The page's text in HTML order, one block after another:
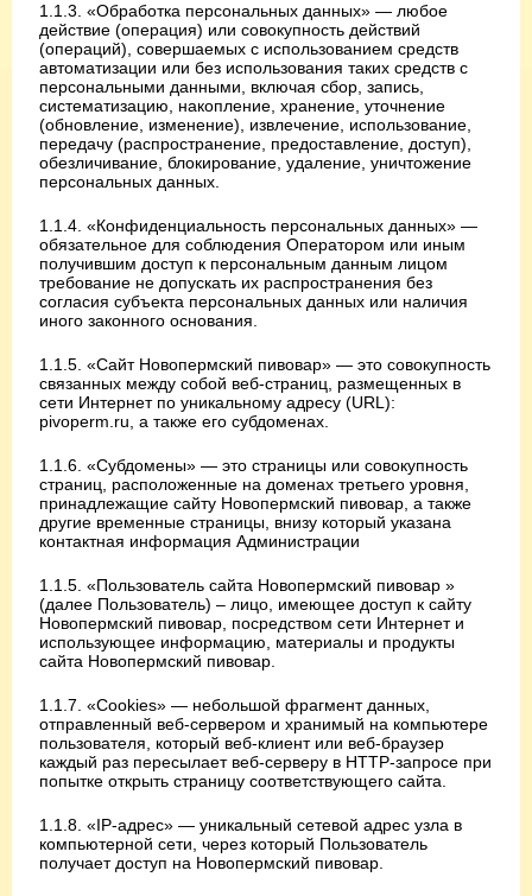
1.1.3. «Обработка персональных данных» — любое
действие (операция) или совокупность действий
(операций), совершаемых с использованием средств
автоматизации или без использования таких средств с
персональными данными, включая сбор, запись,
систематизацию, накопление, хранение, уточнение
(обновление, изменение), извлечение, использование,
передачу (распространение, предоставление, доступ),
обезличивание, блокирование, удаление, уничтожение
персональных данных.
1.1.4. «Конфиденциальность персональных данных» —
обязательное для соблюдения Оператором или иным
получившим доступ к персональным данным лицом
требование не допускать их распространения без
согласия субъекта персональных данных или наличия
иного законного основания.
1.1.5. «Сайт Новопермский пивовар» — это совокупность
связанных между собой веб-страниц, размещенных в
сети Интернет по уникальному адресу (URL):
pivoperm.ru, а также его субдоменах.
1.1.6. «Субдомены» — это страницы или совокупность
страниц, расположенные на доменах третьего уровня,
принадлежащие сайту Новопермский пивовар, а также
другие временные страницы, внизу который указана
контактная информация Администрации
1.1.5. «Пользователь сайта Новопермский пивовар »
(далее Пользователь) – лицо, имеющее доступ к сайту
Новопермский пивовар, посредством сети Интернет и
использующее информацию, материалы и продукты
сайта Новопермский пивовар.
1.1.7. «Cookies» — небольшой фрагмент данных,
отправленный веб-сервером и хранимый на компьютере
пользователя, который веб-клиент или веб-браузер
каждый раз пересылает веб-серверу в HTTP-запросе при
попытке открыть страницу соответствующего сайта.
1.1.8. «IP-адрес» — уникальный сетевой адрес узла в
компьютерной сети, через который Пользователь
получает доступ на Новопермский пивовар.